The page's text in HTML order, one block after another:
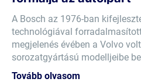
A Bosch az 1976-ban
technológiával
megjelenés évében a Volvo
sorozatgyártású modelljeibe
Tovább olvasom